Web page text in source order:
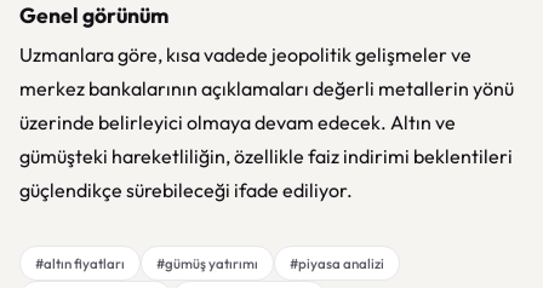
Genel görünüm
Uzmanlara göre, kısa vadede jeopolitik gelişmeler ve
merkez bankalarının açıklamaları değerli metallerin yönü
üzerinde belirleyici olmaya devam edecek. Altın ve
gümüşteki hareketliliğin, özellikle faiz indirimi beklentileri
güçlendikçe sürebileceği ifade ediliyor.
#altın fiyatları #gümüş yatırımı
#piyasa analizi